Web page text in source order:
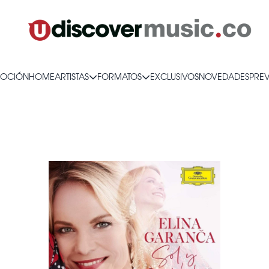
HOMEARTISTAS FORMATOS EXCLUSIVOSNOVEDADES